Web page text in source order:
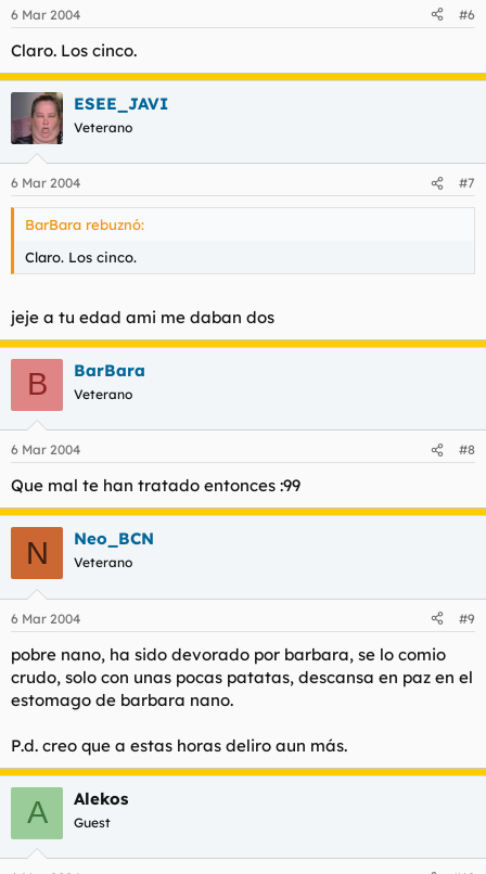
6 Mar 2004 #6
Claro. Los cinco.
ESEE_JAVI
Veterano
6 Mar 2004 #7
BarBara rebuznó:
Claro. Los cinco.
jeje a tu edad ami me daban dos
B BarBara
Veterano
6 Mar 2004 #8
Que mal te han tratado entonces :99
N Neo_BCN
Veterano
6 Mar 2004 #9
pobre nano, ha sido devorado por barbara, se lo comio
crudo, solo con unas pocas patatas, descansa en paz en el
estomago de barbara nano.
P.d. creo que a estas horas deliro aun más.
A Alekos
Guest